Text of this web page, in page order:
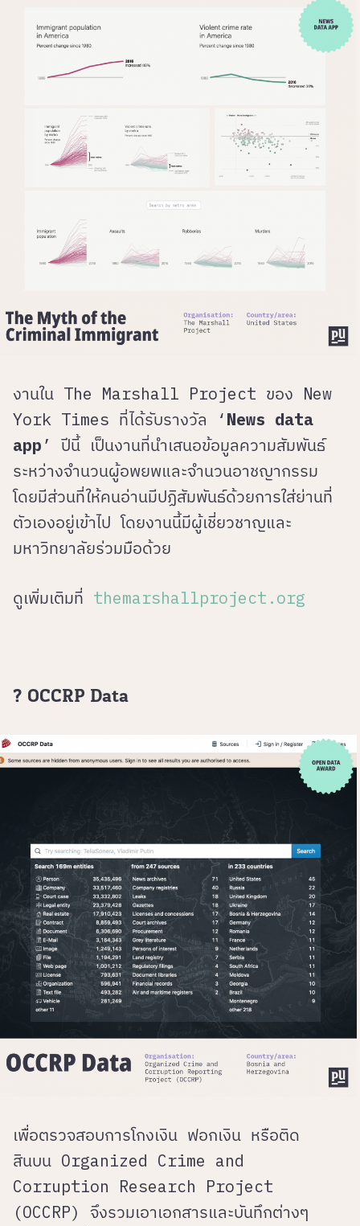
งานใน The Marshall Project ของ New
York Times ที่ได้รับรางวัล ‘News data
app’ ปีนี้ เป็นงานที่นำเสนอข้อมูลความสัมพันธ์
ระหว่างจำนวนผู้อพยพและจำนวนอาชญากรรม
โดยมีส่วนที่ให้คนอ่านมีปฏิสัมพันธ์ด้วยการใส่ย่านที่
ตัวเองอยู่เข้าไป โดยงานนี้มีผู้เชี่ยวชาญและ
มหาวิทยาลัยร่วมมือด้วย
ดูเพิ่มเติมที่ themarshallproject.org
? OCCRP Data
เพื่อตรวจสอบการโกงเงิน ฟอกเงิน หรือติด
สินบน Organized Crime and
Corruption Research Project
(OCCRP) จึงรวมเอาเอกสารและบันทึกต่างๆ